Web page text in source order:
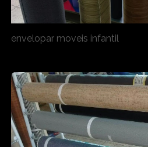
envelopar moveis infantil